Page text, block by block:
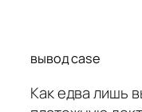
вывод case
Как едва лишь